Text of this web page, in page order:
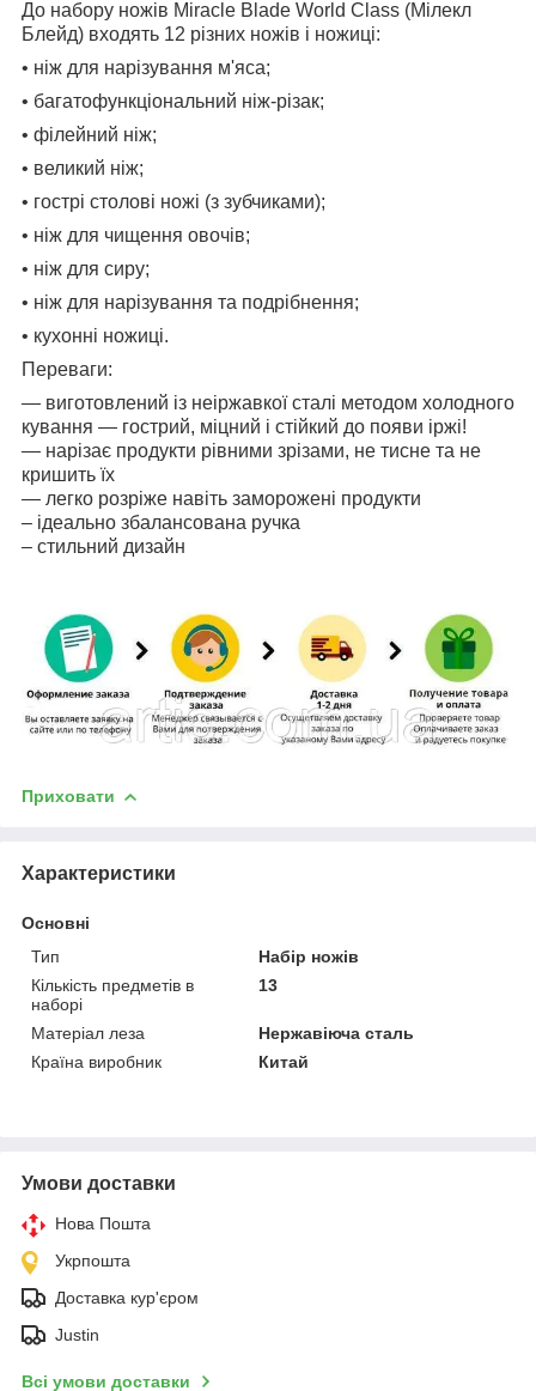
До набору ножів Miracle Blade World Class (Мілекл
Блейд) входять 12 різних ножів і ножиці:
• ніж для нарізування м'яса;
• багатофункціональний ніж-різак;
• філейний ніж;
• великий ніж;
• гострі столові ножі (з зубчиками);
• ніж для чищення овочів;
• ніж для сиру;
• ніж для нарізування та подрібнення;
• кухонні ножиці.
Переваги:
— виготовлений із неіржавкої сталі методом холодного
кування — гострий, міцний і стійкий до появи іржі!
— нарізає продукти рівними зрізами, не тисне та не
кришить їх
— легко розріже навіть заморожені продукти
– ідеально збалансована ручка
– стильний дизайн
Приховати
Характеристики
Основні
Тип
Набір ножів
Кількість предметів в
наборі
13
Матеріал леза
Нержавіюча сталь
Країна виробник
Китай
Умови доставки
Нова Пошта
Укрпошта
Доставка кур'єром
Justin
Всі умови доставки